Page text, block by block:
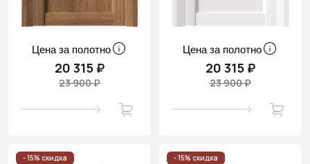
Цена за полотно
20 315 ₽
23 900 ₽
Цена за полотно
20 315 ₽
23 900 ₽
- 15% скидка - 15% скидка